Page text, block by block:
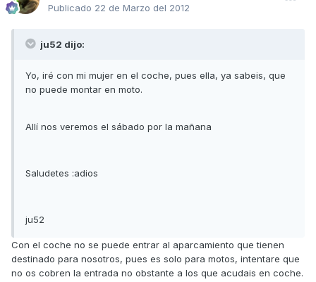
Publicado 22 de Marzo del 2012
ju52 dijo:
Yo, iré con mi mujer en el coche, pues ella, ya sabeis, que
no puede montar en moto.
Allí nos veremos el sábado por la mañana
Saludetes :adios
ju52
Con el coche no se puede entrar al aparcamiento que tienen
destinado para nosotros, pues es solo para motos, intentare que
no os cobren la entrada no obstante a los que acudais en coche.